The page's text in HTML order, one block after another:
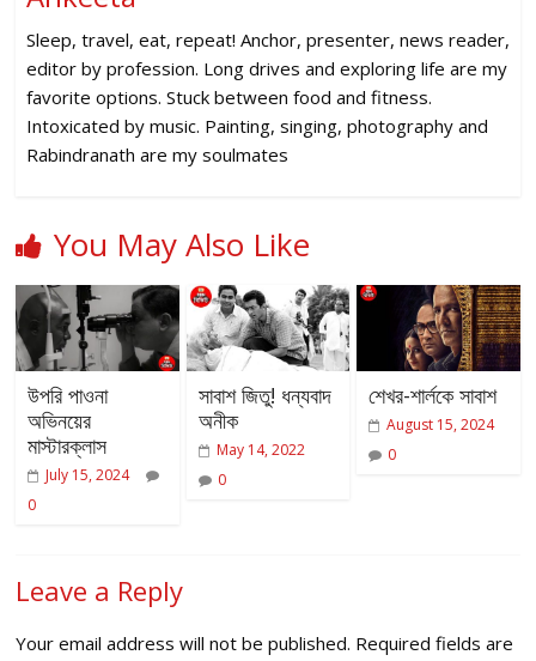
Sleep, travel, eat, repeat! Anchor, presenter, news reader,
editor by profession. Long drives and exploring life are my
favorite options. Stuck between food and fitness.
Intoxicated by music. Painting, singing, photography and
Rabindranath are my soulmates
You May Also Like
উপরি পাওনা
অভিনয়ের
মাস্টারক্লাস
July 15, 2024
0
সাবাশ জিতু! ধন্যবাদ
অনীক
May 14, 2022
0
শেখর-শার্লকে সাবাশ
August 15, 2024
0
Leave a Reply
Your email address will not be published. Required fields are